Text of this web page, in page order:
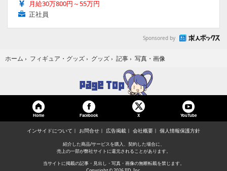
月給30万800円～55万円
正社員
Sponsored by
ホーム › フィギュア・グッズ › グッズ › 記事 › 写真・画像
Home Facebook X YouTube
インサイドについて お問合せ 広告掲載 会社概要 個人情報保護方針
紹介した商品/サービスを購入、契約した場合に、
売上の一部が弊社サイトに還元されることがあります。
当サイトに掲載の記事・見出し・写真・画像の無断転載を禁じます。